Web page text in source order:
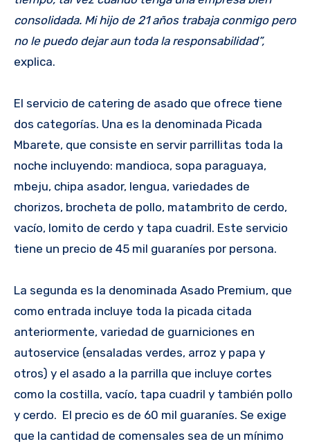
consolidada. Mi hijo de 21 años trabaja conmigo pero
no le puedo dejar aun toda la responsabilidad”,
explica.
El servicio de catering de asado que ofrece tiene
dos categorías. Una es la denominada Picada
Mbarete, que consiste en servir parrillitas toda la
noche incluyendo: mandioca, sopa paraguaya,
mbeju, chipa asador, lengua, variedades de
chorizos, brocheta de pollo, matambrito de cerdo,
vacío, lomito de cerdo y tapa cuadril. Este servicio
tiene un precio de 45 mil guaraníes por persona.
La segunda es la denominada Asado Premium, que
como entrada incluye toda la picada citada
anteriormente, variedad de guarniciones en
autoservice (ensaladas verdes, arroz y papa y
otros) y el asado a la parrilla que incluye cortes
como la costilla, vacío, tapa cuadril y también pollo
y cerdo. El precio es de 60 mil guaraníes. Se exige
que la cantidad de comensales sea de un mínimo